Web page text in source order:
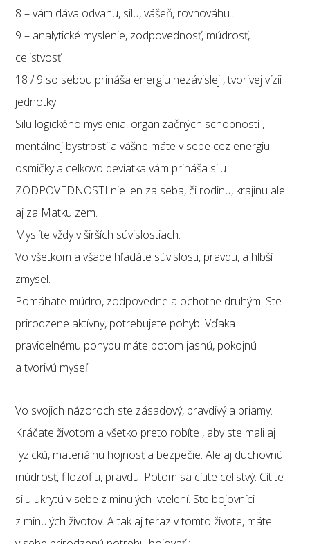
8 – vám dáva odvahu, silu, vášeň, rovnováhu....
9 – analytické myslenie, zodpovednosť, múdrosť,
celistvosť...
18 / 9 so sebou prináša energiu nezávislej , tvorivej vízii
jednotky.
Silu logického myslenia, organizačných schopností ,
mentálnej bystrosti a vášne máte v sebe cez energiu
osmičky a celkovo deviatka vám prináša silu
ZODPOVEDNOSTI nie len za seba, či rodinu, krajinu ale
aj za Matku zem.
Myslíte vždy v širších súvislostiach.
Vo všetkom a všade hľadáte súvislosti, pravdu, a hlbší
zmysel.
Pomáhate múdro, zodpovedne a ochotne druhým. Ste
prirodzene aktívny, potrebujete pohyb. Vďaka
pravidelnému pohybu máte potom jasnú, pokojnú
a tvorivú myseľ.
Vo svojich názoroch ste zásadový, pravdivý a priamy.
Kráčate životom a všetko preto robíte , aby ste mali aj
fyzickú, materiálnu hojnosť a bezpečie. Ale aj duchovnú
múdrosť, filozofiu, pravdu. Potom sa cítite celistvý. Cítite
silu ukrytú v sebe z minulých vtelení. Ste bojovníci
z minulých životov. A tak aj teraz v tomto živote, máte